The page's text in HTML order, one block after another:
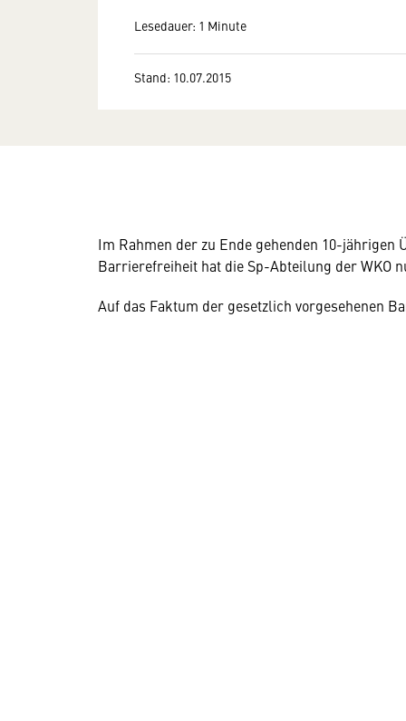
Lesedauer: 1 Minute
Stand: 10.07.2015
Im Rahmen der zu Ende gehenden 10-
Barrierefreiheit hat die Sp-Abteilung der WKO
Auf das Faktum der gesetzlich vorgesehenen